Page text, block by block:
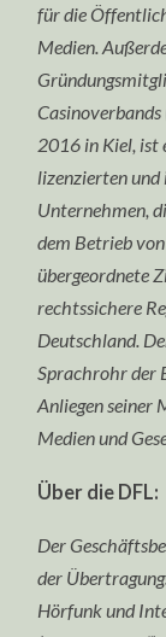
für die
Medien.
2016 in Kiel, ist
lizenzierten
Unternehmen,
dem Betrieb
übergeordnete
rechtssichere
Deutschland.
Sprachrohr der
Anliegen seiner
Medien und
Über die DFL:
Der
der
Hörfunk und